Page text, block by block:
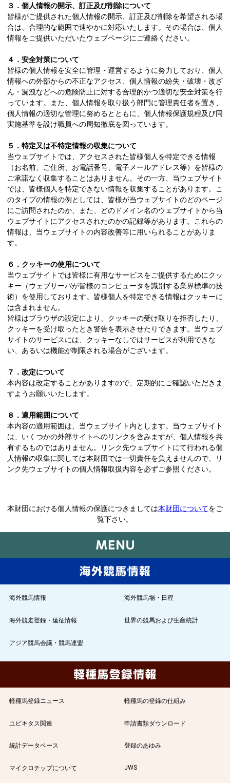
３．個人情報の開示、訂正及び削除について
皆様がご提供された個人情報の開示、訂正及び削除を希望される場
合は、合理的な範囲で速やかに対応いたします。その場合は、個人
情報をご提供いただいたウェブページにご連絡ください。
４．安全対策について
皆様の個人情報を安全に管理・運営するように努力しており、個人
情報への外部からの不正なアクセス、個人情報の紛失・破壊・改ざ
ん・漏洩などへの危険防止に対する合理的かつ適切な安全対策を行
っています。また、個人情報を取り扱う部門に管理責任者を置き、
個人情報の適切な管理に努めるとともに、個人情報保護規程及び同
実施基準を設け職員への周知徹底を図っています。
５．特定又は不特定情報の収集について
当ウェブサイトでは、アクセスされた皆様個人を特定できる情報
（お名前、ご住所、お電話番号、電子メールアドレス等）を皆様の
ご承諾なく収集することはありません。その一方、当ウェブサイト
では、皆様個人を特定できない情報を収集することがあります。こ
のタイプの情報の例としては、皆様が当ウェブサイトのどのページ
にご訪問されたのか、また、どのドメイン名のウェブサイトから当
ウェブサイトにアクセスされたのかの記録等があります。これらの
情報は、当ウェブサイトの内容改善等に用いられることがありま
す。
６．クッキーの使用について
当ウェブサイトでは皆様に有用なサービスをご提供するためにクッ
キー（ウェブサーバが皆様のコンピュータを識別する業界標準の技
術）を使用しております。皆様個人を特定できる情報はクッキーに
は含まれません。
皆様はブラウザの設定により、クッキーの受け取りを拒否したり、
クッキーを受け取ったとき警告を表示させたりできます。当ウェブ
サイトのサービスには、クッキーなしではサービスが利用できな
い、あるいは機能が制限される場合がございます。
７．改定について
本内容は改定することがありますので、定期的にご確認いただきま
すようお願いいたします。
８．適用範囲について
本内容の適用範囲は、当ウェブサイト内とします。当ウェブサイト
は、いくつかの外部サイトへのリンクを含みますが、個人情報を共
有するものではありません。リンク先ウェブサイトにて行われる個
人情報の収集に関しては本財団では一切責任を負えませんので、リ
ンク先ウェブサイトの個人情報取扱内容を必ずご参照ください。
本財団における個人情報の保護につきましては本財団についてをご
覧下さい。
海外競馬情報 海外競馬場・日程
海外競走登録・遠征情報 世界の競馬および生産統計
アジア競馬会議・競馬連盟
軽種馬登録ニュース 軽種馬の登録の仕組み
ユビキタス関連 申請書類ダウンロード
統計データベース 登録のあゆみ
マイクロチップについて JWS